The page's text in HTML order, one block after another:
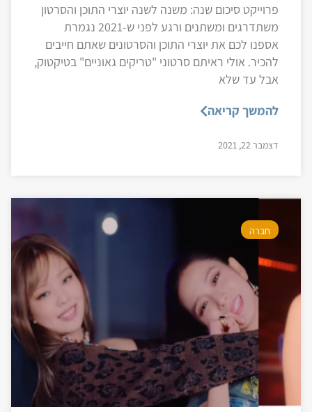
פרוייקט סיכום שנה: משנה לשנה יוצרי התוכן והסרטון
משתדרגים ומשתנים ורגע לפני ש-2021 נגמרת
אספנו לכם את יוצרי התוכן והסרטונים שאתם חייבים
להכיר. אולי ראיתם סרטוני "טריקים גאוניים" בטיקטוק,
אבל עד שלא
להמשך קריאה
דצמבר 22, 2021
חברה